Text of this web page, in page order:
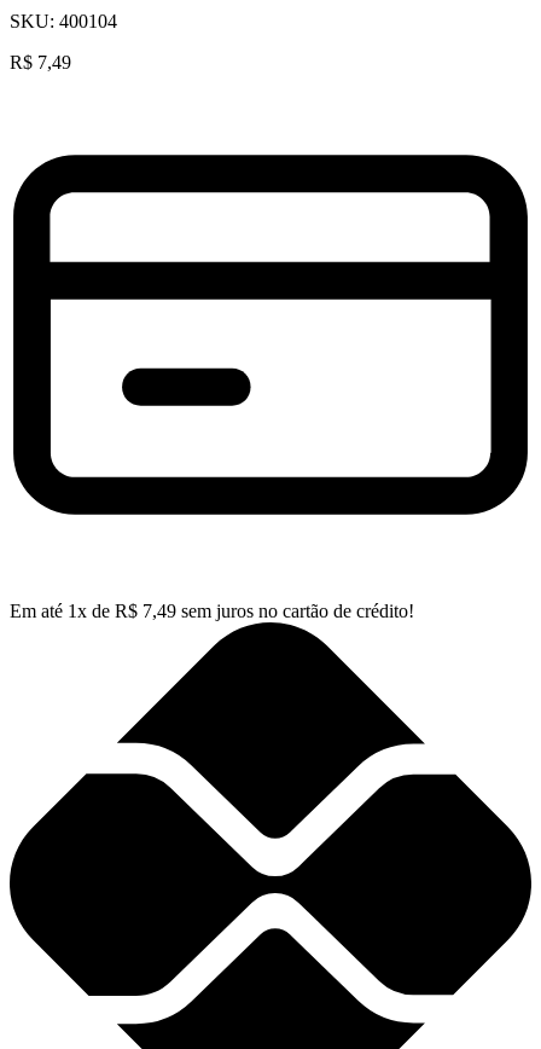
SKU: 400104
R$ 7,49
Em até 1x de R$ 7,49 sem juros no cartão de crédito!